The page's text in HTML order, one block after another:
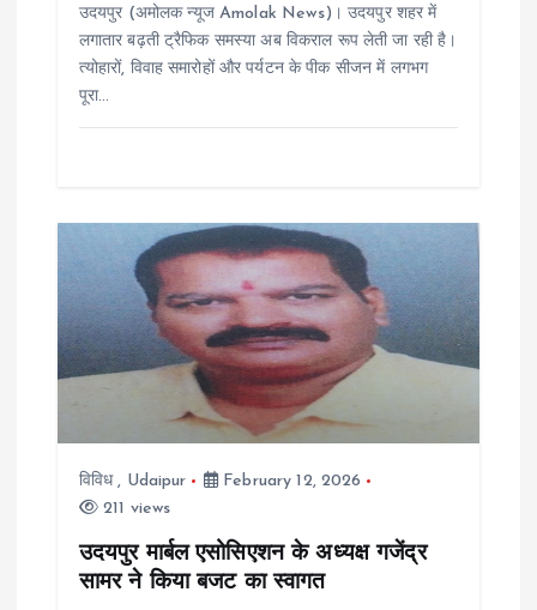
उदयपुर (अमोलक न्यूज Amolak News)। उदयपुर शहर में
लगातार बढ़ती ट्रैफिक समस्या अब विकराल रूप लेती जा रही है।
त्योहारों, विवाह समारोहों और पर्यटन के पीक सीजन में लगभग
पूरा…
विविध, Udaipur
February 12, 2026
211 views
उदयपुर मार्बल एसोसिएशन के अध्यक्ष गजेंद्र
सामर ने किया बजट का स्वागत